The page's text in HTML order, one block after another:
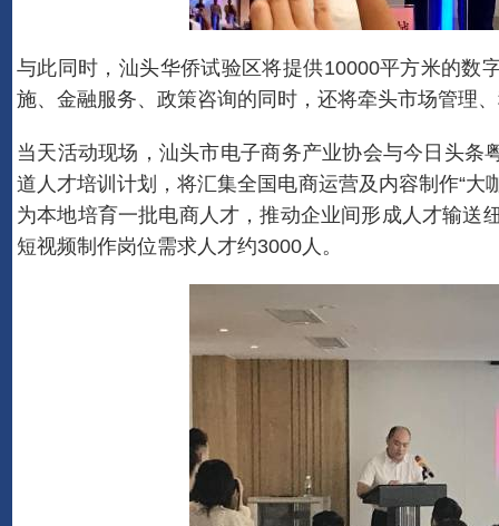
与此同时，汕头华侨试验区将提供10000平方米的数
施、金融服务、政策咨询的同时，还将牵头市场管理
当天活动现场，汕头市电子商务产业协会与今日头
道人才培训计划，将汇集全国电商运营及内容制作“
为本地培育一批电商人才，推动企业间形成人才输送
短视频制作岗位需求人才约3000人。